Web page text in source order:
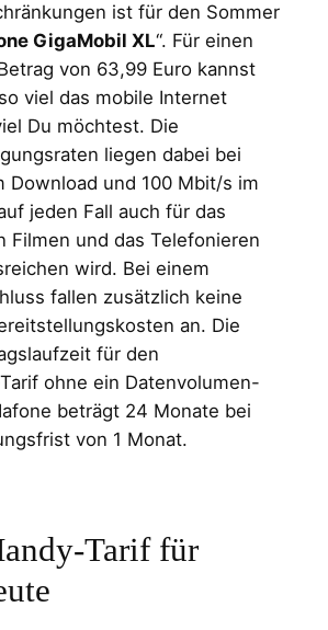
ist für den Sommer
GigaMobil XL“. Für einen
von 63,99 Euro kannst
viel das mobile Internet
Du möchtest. Die
liegen dabei bei
Download und 100 Mbit/s im
jeden Fall auch für das
Filmen und das Telefonieren
wird. Bei einem
fallen zusätzlich keine
an. Die
für den
ohne ein Datenvolumen-
beträgt 24 Monate bei
von 1 Monat.
Tarif für